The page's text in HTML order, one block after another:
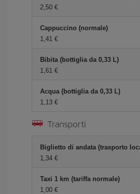
2,50 €
Cappuccino (normale)
1,41 €
Bibita (bottiglia da 0,33 L)
1,61 €
Acqua (bottiglia da 0,33 L)
1,13 €
Transporti
Biglietto di andata (trasporto
1,34 €
Taxi 1 km (tariffa normale)
1,00 €